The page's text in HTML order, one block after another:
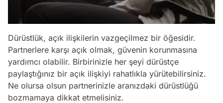
Dürüstlük, açık ilişkilerin vazgeçilmez bir öğesidir.
Partnerlere karşı açık olmak, güvenin korunmasına
yardımcı olabilir. Birbirinizle her şeyi dürüstçe
paylaştığınız bir açık ilişkiyi rahatlıkla yürütebilirsiniz.
Ne olursa olsun partnerinizle aranızdaki dürüstlüğü
bozmamaya dikkat etmelisiniz.